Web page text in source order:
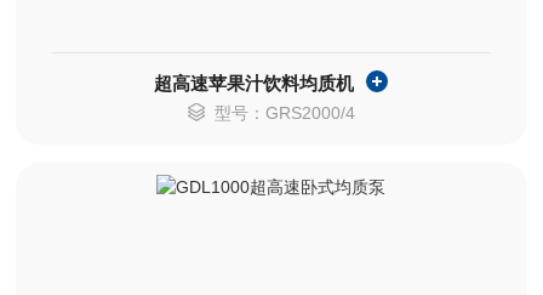
超高速苹果汁饮料均质机
型号：GRS2000/4